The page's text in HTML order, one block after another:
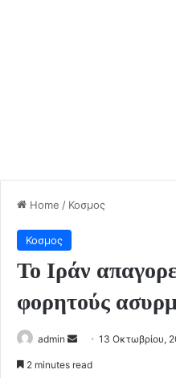
Home / Κοσμος
Κοσμος
Το Ιράν
φορητούς
admin
Send13 Οκτωβρίου,
2 minutes read